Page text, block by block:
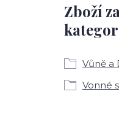
Zboží
Vůně a
Vonné